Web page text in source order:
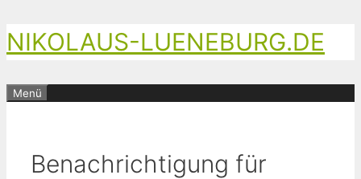
Zum
Inhalt
NIKOLAUS-LUENEBURG.DE
Menü
Benachrichtigung für